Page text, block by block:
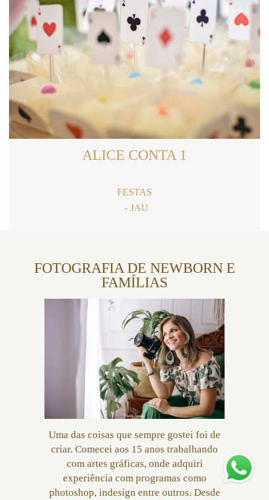
ALICE CONTA 1
FESTAS
JAU
FOTOGRAFIA DE NEWBORN E
FAMÍLIAS
Uma das coisas que sempre gostei foi de
criar. Comecei aos 15 anos trabalhando
com artes gráficas, onde adquiri
experiência com programas como
photoshop, indesign entre outros. Desde